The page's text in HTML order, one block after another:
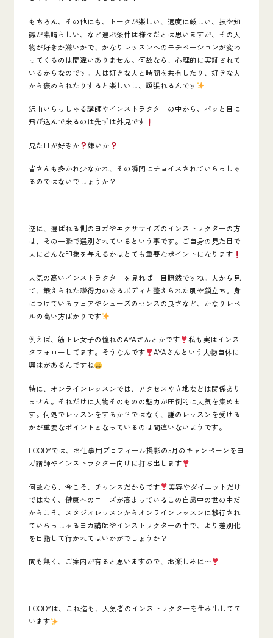
もちろん、その他にも、トークが楽しい、適度に厳しい、技や知
識が素晴らしい、など選ぶ条件は様々だとは思いますが、その人
物が好きか嫌いかで、かなりレッスンへのモチベーションが変わ
ってくるのは間違いありません。何故なら、心理的に実証されて
いるからなのです。人は好きな人と時間を共有したり、好きな人
から褒められたりすると楽しいし、頑張れるんです
沢山いらっしゃる講師やインストラクターの中から、パッと目に
飛び込んで来るのは先ずは外見です
見た目が好きか 嫌いか
皆さんも多かれ少なかれ、その瞬間にチョイスされていらっしゃ
るのではないでしょうか？
逆に、選ばれる側のヨガやエクササイズのインストラクターの方
は、その一瞬で選別されているという事です。ご自身の見た目で
人にどんな印象を与えるかはとても重要なポイントになります
人気の高いインストラクターを見れば一目瞭然ですね。人から見
て、鍛えられた説得力のあるボディと整えられた肌や顔立ち。身
につけているウェアやシューズのセンスの良さなど、かなりレベ
ルの高い方ばかりです
例えば、筋トレ女子の憧れのAYAさんとかです
私も実はインス
タフォローしてます。そうなんです
AYAさんという人物自体に
興味があるんですね
特に、オンラインレッスンでは、アクセスや立地などは関係あり
ません。それだけに人物そのものの魅力が圧倒的に人気を集めま
す。何処でレッスンをするか？ではなく、誰のレッスンを受ける
かが重要なポイントとなっているのは間違いないようです。
LOODYでは、お仕事用プロフィール撮影の5月のキャンペーンをヨ
ガ講師やインストラクター向けに打ち出します
何故なら、今こそ、チャンスだからです
美容やダイエットだけ
ではなく、健康へのニーズが高まっているこの自粛中の世の中だ
からこそ、スタジオレッスンからオンラインレッスンに移行され
ていらっしゃるヨガ講師やインストラクターの中で、より差別化
を目指して行かれてはいかがでしょうか？
間も無く、ご案内が有ると思いますので、お楽しみに〜
LOODYは、これ迄も、人気者のインストラクターを生み出してて
います